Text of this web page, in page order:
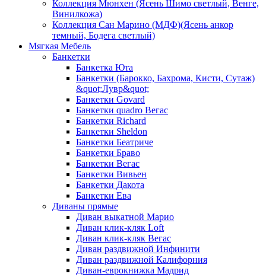
Коллекция Мюнхен (Ясень Шимо светлый, Венге,
Винилкожа)
Коллекция Сан Марино (МДФ)(Ясень анкор
темный, Бодега светлый)
Мягкая Мебель
Банкетки
Банкетка Юта
Банкетки (Барокко, Бахрома, Кисти, Сутаж)
&quot;Лувр&quot;
Банкетки Govard
Банкетки quadro Вегас
Банкетки Richard
Банкетки Sheldon
Банкетки Беатриче
Банкетки Браво
Банкетки Вегас
Банкетки Вивьен
Банкетки Дакота
Банкетки Ева
Диваны прямые
Диван выкатной Марио
Диван клик-кляк Loft
Диван клик-кляк Вегас
Диван раздвижной Инфинити
Диван раздвижной Калифорния
Диван-еврокнижка Мадрид